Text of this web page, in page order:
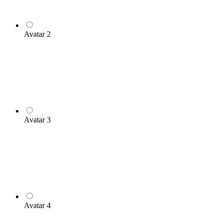
Avatar 2
Avatar 3
Avatar 4